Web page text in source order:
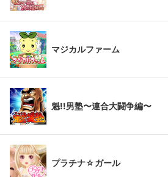
マジカルファーム
魁!!男塾〜連合大闘争編〜
プラチナ☆ガール